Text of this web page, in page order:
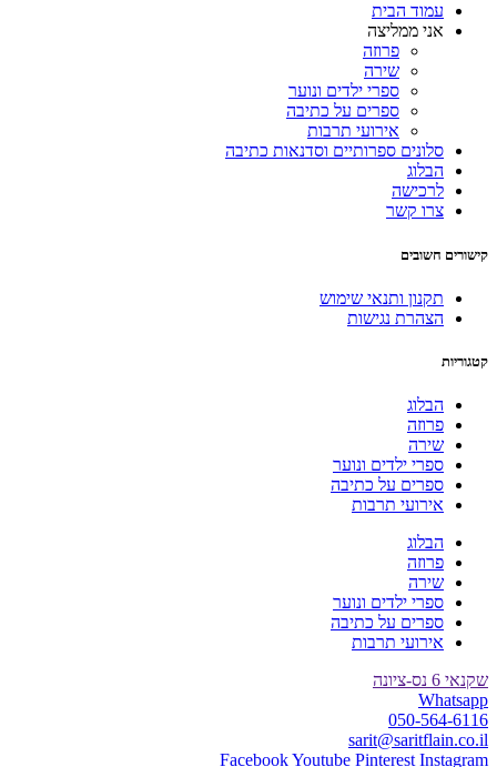
עמוד הבית
אני ממליצה
פרוזה
שירה
ספרי ילדים ונוער
ספרים על כתיבה
אירועי תרבות
סלונים ספרותיים וסדנאות כתיבה
הבלוג
לרכישה
צרו קשר
קישורים חשובים
תקנון ותנאי שימוש
הצהרת נגישות
קטגוריות
הבלוג
פרוזה
שירה
ספרי ילדים ונוער
ספרים על כתיבה
אירועי תרבות
הבלוג
פרוזה
שירה
ספרי ילדים ונוער
ספרים על כתיבה
אירועי תרבות
שקנאי 6 נס-ציונה
Whatsapp
050-564-6116
sarit@saritflain.co.il
FacebookYoutube Pinterest Instagram